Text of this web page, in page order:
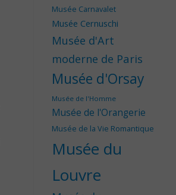
Musée Carnavalet
Musée Cernuschi
Musée d'Art
moderne de Paris
Musée d'Orsay
Musée de l'Homme
Musée de l'Orangerie
Musée de la Vie Romantique
Musée du
Louvre